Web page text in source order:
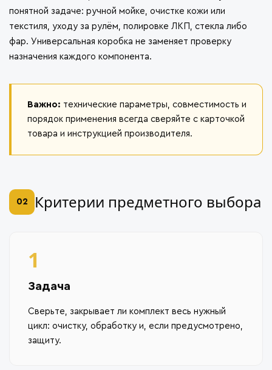
понятной задаче: ручной мойке, очистке кожи или
текстиля, уходу за рулём, полировке ЛКП, стекла либо
фар. Универсальная коробка не заменяет проверку
назначения каждого компонента.
Важно: технические параметры, совместимость и
порядок применения всегда сверяйте с карточкой
товара и инструкцией производителя.
02 Критерии предметного выбора
1
Задача
Сверьте, закрывает ли комплект весь нужный
цикл: очистку, обработку и, если предусмотрено,
защиту.